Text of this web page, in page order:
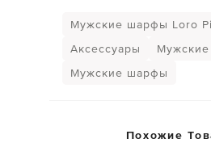
Мужские шарфы Loro
Аксессуары
Мужские
Мужские шарфы
Похожие